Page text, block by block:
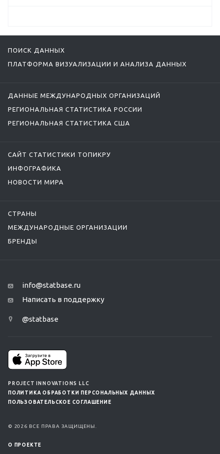
ПОИСК ДАННЫХ
ПЛАТФОРМА ВИЗУАЛИЗАЦИИ И АНАЛИЗА ДАННЫХ
ДАННЫЕ МЕЖДУНАРОДНЫХ ОРГАНИЗАЦИЙ
РЕГИОНАЛЬНАЯ СТАТИСТИКА РОССИИ
РЕГИОНАЛЬНАЯ СТАТИСТИКА США
САЙТ СТАТИСТИКИ ТОПИКРУ
ИНФОГРАФИКА
НОВОСТИ МИРА
СТРАНЫ
МЕЖДУНАРОДНЫЕ ОРГАНИЗАЦИИ
БРЕНДЫ
info@statbase.ru
Написать в поддержку
@statbase
PROJECT INNOVATIONS LLC
ПОЛИТИКА ОБРАБОТКИ ПЕРСОНАЛЬНЫХ ДАННЫХ
ПОЛЬЗОВАТЕЛЬСКОЕ СОГЛАШЕНИЕ
© 2026 ВСЕ ПРАВА ЗАЩИЩЕНЫ.
О ПРОЕКТЕ